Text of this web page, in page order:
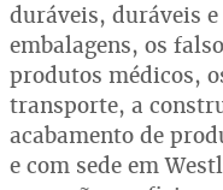
duráveis, duráveis
embalagens, os
produtos médicos,
transporte, a
acabamento de
e com sede em